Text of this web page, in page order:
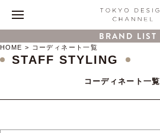
BRAND LIST
HOME コーディネート一覧
STAFF STYLING
コーディネート一覧